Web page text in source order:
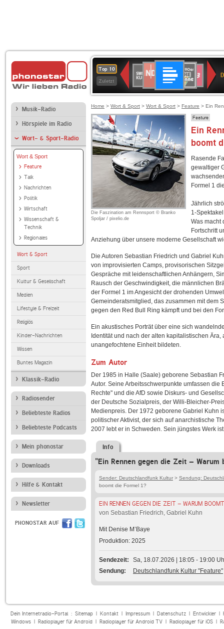
Top 10
Zuletzt
Deutschlandfunk
80er
90er
OLDIE
ANTENNE
SWR3
SWR
Kultur
2
Musik-Radio
Hörspiele im Radio
Wort- & Sport-Radio
Wort & Sport
Feature
Talk
Nachrichten
Politik
Wirtschaft
Wissenschaft &
Technik
Regionales
Wort & Sport
Sport
Kultur & Gesellschaft
Medien
Lifestyle & Freizeit
Religiös
Kinder-Nachrichten
Wissen
Buntes Magazin
Klassik-Radio
Radiosender
Beliebteste Radios
Beliebteste Podcasts
Mein phonostar
Downloads
Hilfe & Kontakt
Newsletter
PHONOSTAR AUF
Home > Wort & Sport > Wort & Sport > Feature > Ein
Die Faszination am Rennsport © Branko
Spoljar / pixelio.de
Feature
Ein
boomt
Rasende
gewaltiger
Formel 1
Jährlich
1-
Was macht
Fortschritt
Anziehung über unsere moderne Gesellschaft
Die Autoren Sebastian Friedrich und Gabriel
von improvisierten Camps, provisorischen
Gespräche mit leidenschaftlichen Anhängern,
Rausch der Geschwindigkeit, die männlichen
der Formel 1 im Angesicht der drohenden
Gemeinderatsmitglied, das zusammen mit dem
gegen den Red Bull Ring kämpft und bei den
Ein akustisches Porträt über eine sich
Identität und nach der alten kapitalistischen
unangefochtene Einheit bildeten.
Zum Autor
Der 1985 in Halle (Saale) geborene Sebastian
Autor. Seine Arbeitsschwerpunkte umfassen
Rechte" und die AfD sowie Diskurs- und
der Deutsche Sozialpreis, der Willi-Bleicher-
Medienpreis. Der 1972 geborene Gabriel Kuhn
politischer Aktivist, der sich auf anarchistische
2007 lebt er in Schweden. Sein jüngstes Werk
Info
"Ein Rennen gegen die Zeit –
Sender: Deutschlandfunk Kultur > Sendung:
boomt die Formel 1?
EIN RENNEN GEGEN DIE ZEIT – WARUM
von Sebastian Friedrich, Gabriel Kuhn
Mit Denise M’Baye
Produktion: 2025
Sendezeit
Sa, 18.07.2026 | 18:05 - 19:00
Sendung
Deutschlandfunk Kultur "Feature"
Dein Internetradio-Portal : Sitemap| Kontakt| Impressum| Datenschutz| Entwickler|
Windows| Radioplayer für Android| Radioplayer für Android TV| Radioplayer für iOS|